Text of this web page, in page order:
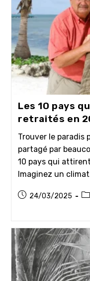
Les 10 pays
retraités en
Trouver le paradis
partagé par
10 pays qui
Imaginez un
Publication
24/03/2025